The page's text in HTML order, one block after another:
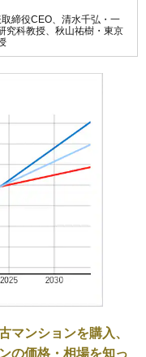
締役CEO、 清水千弘・一
究科教授、 秋山祐樹・東京
マンションを購入、
の価格・相場を知っ